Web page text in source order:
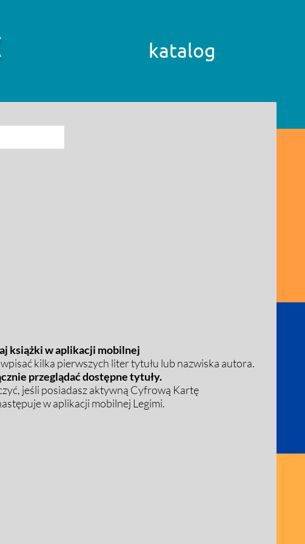
katalog
książki w aplikacji mobilnej
kilka pierwszych liter tytułu lub nazwiska autora.
przeglądać dostępne tytuły.
jeśli posiadasz aktywną Cyfrową Kartę
w aplikacji mobilnej Legimi.